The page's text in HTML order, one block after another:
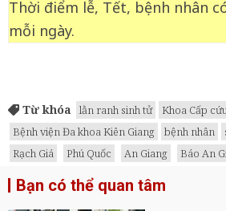
Thời điểm lễ, Tết, bệnh nhân
mỗi ngày.
Từ khóa lằn ranh sinh tử
Khoa Cấp
Bệnh viện Đa khoa Kiên Giang
bệnh nhân
Rạch Giá
Phú Quốc An Giang Báo An
Bạn có thể quan tâm